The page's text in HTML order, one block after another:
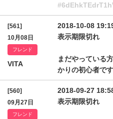
[561]
10月08日
フレンド
VITA
2018-10-08
表示期限切れ
まだやっている
かりの初心者です
[560]
09月27日
フレンド
2018-09-27
表示期限切れ